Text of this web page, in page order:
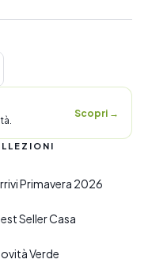
Scopri →
Primavera 2026
Seller Casa
Verde